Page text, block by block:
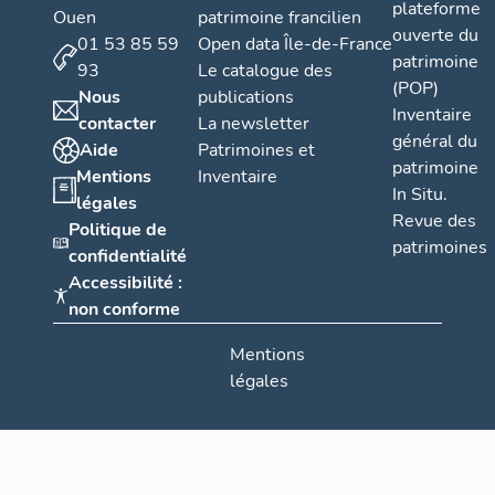
Ouen
01 53 85 59
93
Nous
contacter
Aide
Mentions
légales
Politique de
confidentialité
Accessibilité :
non conforme
patrimoine francilien
Open data Île-de-France
Le catalogue des
publications
La newsletter
Patrimoines et
Inventaire
plateforme
ouverte du
patrimoine
(POP)
Inventaire
général du
patrimoine
In Situ.
Revue des
patrimoines
Mentions
légales